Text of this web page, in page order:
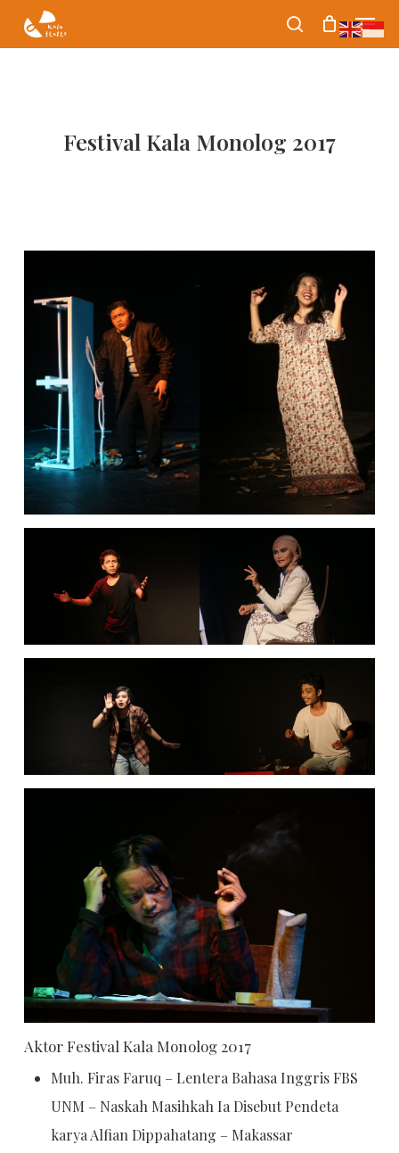
search
Menu
Festival Kala Monolog 2017
Aktor Festival Kala Monolog 2017
Muh. Firas Faruq – Lentera Bahasa Inggris FBS
UNM – Naskah Masihkah Ia Disebut Pendeta
karya Alfian Dippahatang – Makassar